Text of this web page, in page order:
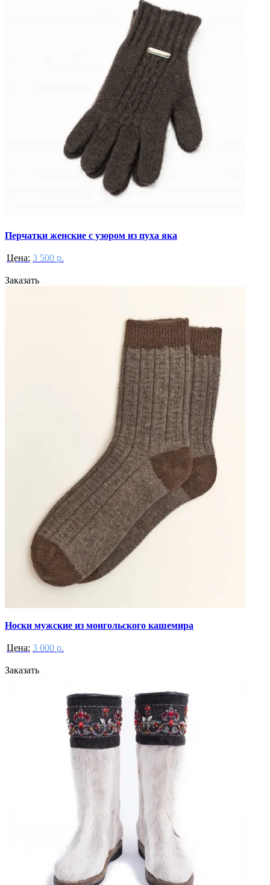
Перчатки женские с узором из пуха яка
Цена: 3 500 р.
Заказать
Носки мужские из монгольского кашемира
Цена: 3 000 р.
Заказать